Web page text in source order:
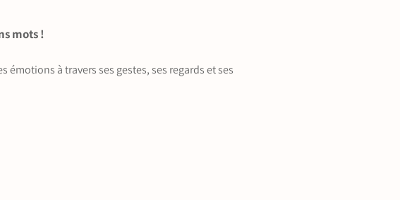
mots !
à travers ses gestes, ses regards et ses